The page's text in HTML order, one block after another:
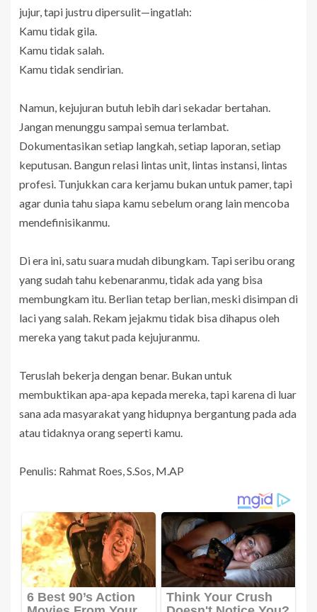
jujur, tapi justru dipersulit—ingatlah:
Kamu tidak gila.
Kamu tidak salah.
Kamu tidak sendirian.
Namun, kejujuran butuh lebih dari sekadar bertahan.
Jangan menunggu sampai semua terlambat.
Dokumentasikan setiap langkah, setiap laporan, setiap
keputusan. Bangun relasi lintas unit, lintas instansi, lintas
profesi. Tunjukkan cara kerjamu bukan untuk pamer, tapi
agar dunia tahu siapa kamu sebelum orang lain mencoba
mendefinisikanmu.
Di era ini, satu suara mudah dibungkam. Tapi seribu orang
yang sudah tahu kebenaranmu, tidak ada yang bisa
membungkam itu. Berlian tetap berlian, meski disimpan di
laci yang salah. Rekam jejakmu tidak bisa dihapus oleh
mereka yang takut pada kejujuranmu.
Teruslah bekerja dengan benar. Bukan untuk
membuktikan apa-apa kepada mereka, tapi karena di luar
sana ada masyarakat yang hidupnya bergantung pada ada
atau tidaknya orang seperti kamu.
Penulis: Rahmat Roes, S.Sos, M.AP